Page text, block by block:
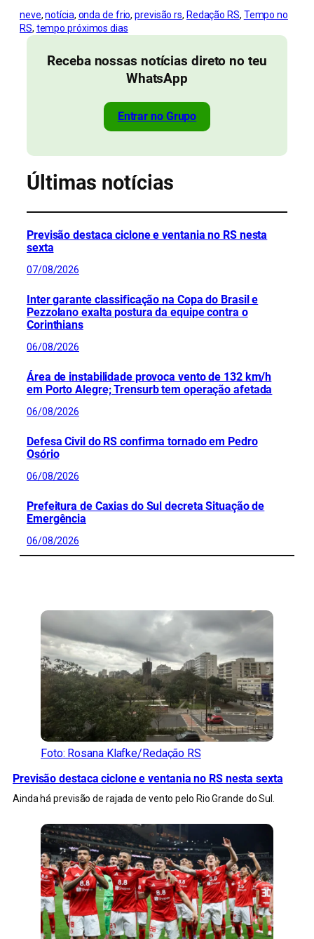
neve, notícia, onda de frio, previsão rs, Redação RS, Tempo no
RS, tempo próximos dias
Receba nossas notícias direto no teu
WhatsApp
Entrar no Grupo
Últimas notícias
Previsão destaca ciclone e ventania no RS nesta
sexta
07/08/2026
Inter garante classificação na Copa do Brasil e
Pezzolano exalta postura da equipe contra o
Corinthians
06/08/2026
Área de instabilidade provoca vento de 132 km/h
em Porto Alegre; Trensurb tem operação afetada
06/08/2026
Defesa Civil do RS confirma tornado em Pedro
Osório
06/08/2026
Prefeitura de Caxias do Sul decreta Situação de
Emergência
06/08/2026
Foto: Rosana Klafke/Redação RS
Previsão destaca ciclone e ventania no RS nesta sexta
Ainda há previsão de rajada de vento pelo Rio Grande do Sul.